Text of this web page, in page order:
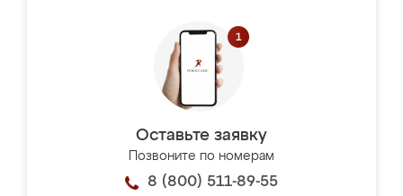
Оставьте заявку
Позвоните по номерам
8 (800) 511-89-55